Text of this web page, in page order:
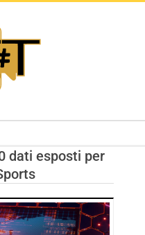
dati esposti per